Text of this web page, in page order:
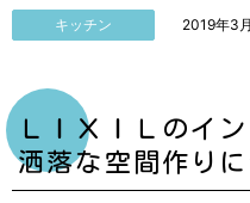
キッチン 2019年3
ＬＩＸＩＬのイ
洒落な空間作り